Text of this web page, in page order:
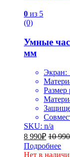
0 из 5
(0)
Умные
мм
Экран:
Размер
SKU: n/a
8 990₽ 10 990
Подробнее
Нет в